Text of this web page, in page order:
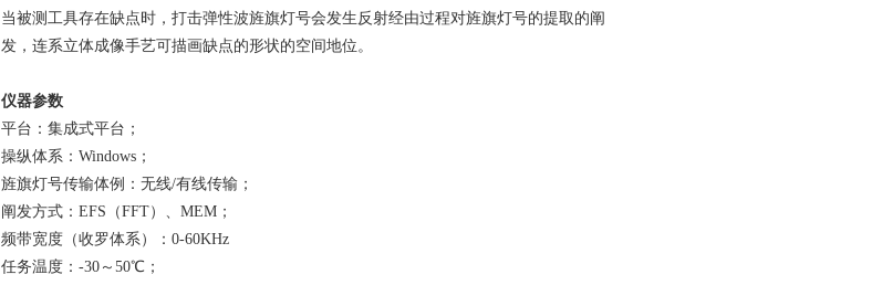
当被测工具存在缺点时，打击弹性波旌旗灯号会发生反射经由过程对旌旗灯号的提取的阐
发，连系立体成像手艺可描画缺点的形状的空间地位。
仪器参数
平台：集成式平台；
操纵体系：Windows；
旌旗灯号传输体例：无线/有线传输；
阐发方式：EFS（FFT）、MEM；
频带宽度（收罗体系）：0-60KHz
任务温度：-30～50℃；